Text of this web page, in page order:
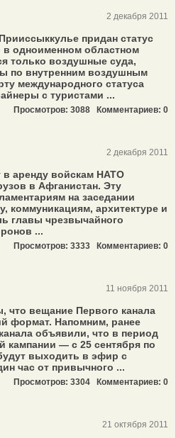
2 декабря 2011
придан статус
в одноименном областном
только воздушные суда,
по внутренним воздушным
международного статуса
с туристами ...
Просмотров: 3088 Комментариев: 0
2 декабря 2011
аренду войскам НАТО
в Афганистан. Эту
на заседании
коммуникациям, архитектуре и
главы чрезвычайного
...
Просмотров: 3333 Комментариев: 0
11 ноября 2011
что вещание Первого канала
формат. Напомним, ранее
объявили, что в период
кампании — с 25 сентября по
выходить в эфир с
час от привычного ...
Просмотров: 3304 Комментариев: 0
21 октября 2011